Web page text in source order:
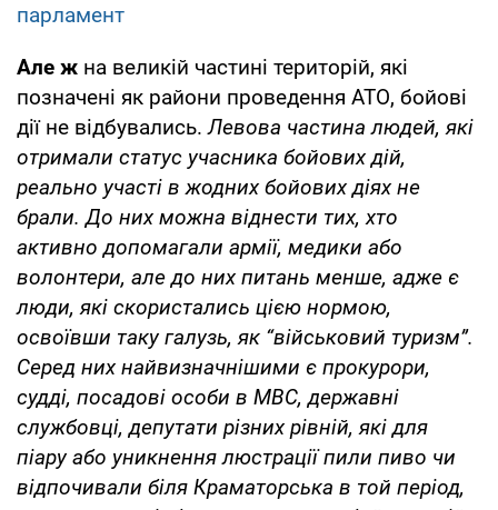
парламент
Але ж на великій частині територій, які
позначені як райони проведення АТО, бойові
дії не відбувались.Левова частина людей, які
отримали статус учасника бойових дій,
реально участі в жодних бойових діях не
брали. До них можна віднести тих, хто
активно допомагали армії, медики або
волонтери, але до них питань менше, адже є
люди, які скористались цією нормою,
освоївши таку галузь, як “військовий туризм”.
Серед них найвизначнішими є прокурори,
судді, посадові особи в МВС, державні
службовці, депутати різних рівній, які для
піару або уникнення люстрації пили пиво чи
відпочивали біля Краматорська в той період,